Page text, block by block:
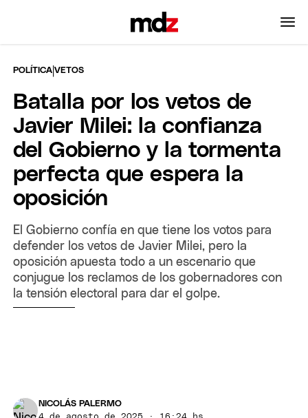
POLÍTICA |VETOS
Batalla por los vetos de
Javier Milei: la confianza
del Gobierno y la tormenta
perfecta que espera la
oposición
El Gobierno confía en que tiene los votos para
defender los vetos de Javier Milei, pero la
oposición apuesta todo a un escenario que
conjugue los reclamos de los gobernadores con
la tensión electoral para dar el golpe.
NICOLÁS PALERMO